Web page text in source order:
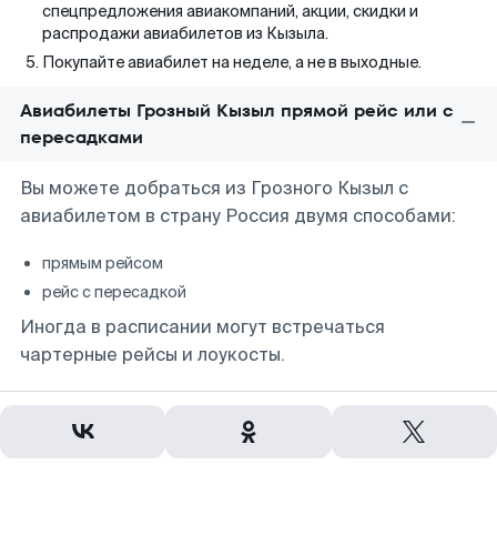
спецпредложения авиакомпаний, акции, скидки и
распродажи авиабилетов из Кызыла.
Покупайте авиабилет на неделе, а не в выходные.
Авиабилеты Грозный Кызыл прямой рейс или с
пересадками
Вы можете добраться из Грозного Кызыл с
авиабилетом в страну Россия двумя способами:
прямым рейсом
рейс с пересадкой
Иногда в расписании могут встречаться
чартерные рейсы и лоукосты.